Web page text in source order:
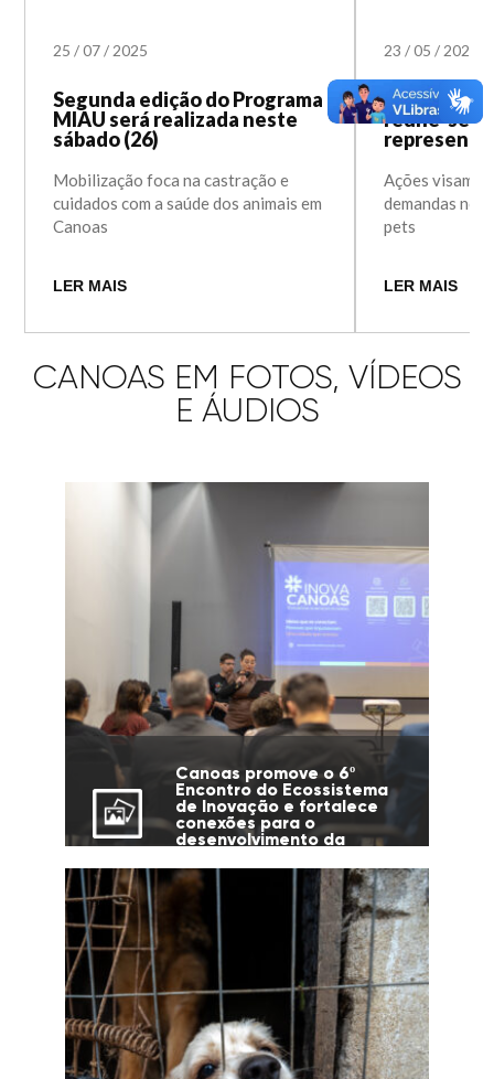
25/07/ 2025
Segunda edição do Programa
MIAU será realizada neste
sábado (26)
Mobilização foca na castração e
cuidados com a saúde dos animais em
Canoas
LER MAIS
23/05/ 2024
Equipe do
reúne-se
Ações visam
demandas nos
pets
LER MAIS
CANOAS EM FOTOS, VÍDEOS
E ÁUDIOS
Canoas promove o 6º
Encontro do Ecossistema
de Inovação e fortalece
conexões para o
desenvolvimento da